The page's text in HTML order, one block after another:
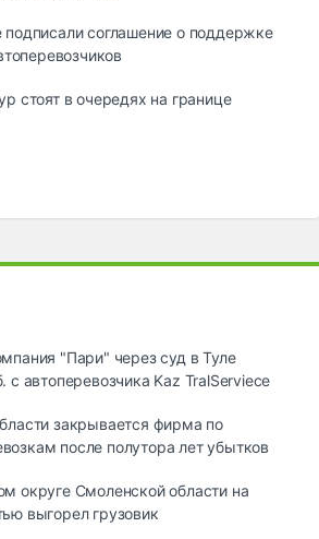
подписали соглашение о поддержке
стоят в очередях на границе
"Пари" через суд в Туле
с автоперевозчика Kaz TralServiece
закрывается фирма по
после полутора лет убытков
округе Смоленской области на
выгорел грузовик